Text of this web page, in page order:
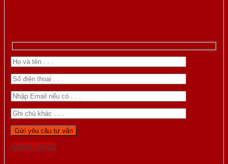
Gọi 0976.169.864